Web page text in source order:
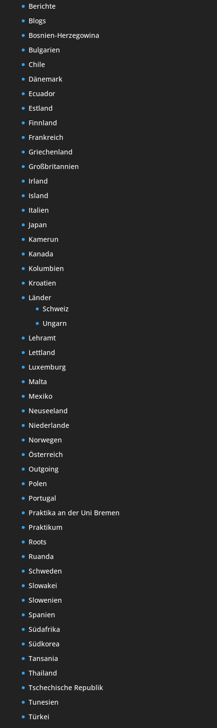
Berichte
Blogs
Bosnien-Herzegowina
Bulgarien
Chile
Dänemark
Ecuador
Estland
Finnland
Frankreich
Griechenland
Großbritannien
Irland
Island
Italien
Japan
Kamerun
Kanada
Kolumbien
Kroatien
Länder
Schweiz
Ungarn
Lehramt
Lettland
Luxemburg
Malta
Mexiko
Neuseeland
Niederlande
Norwegen
Österreich
Outgoing
Polen
Portugal
Praktika an der Uni Bremen
Praktikum
Roots
Ruanda
Schweden
Slowakei
Slowenien
Spanien
Südafrika
Südkorea
Tansania
Thailand
Tschechische Republik
Tunesien
Türkei